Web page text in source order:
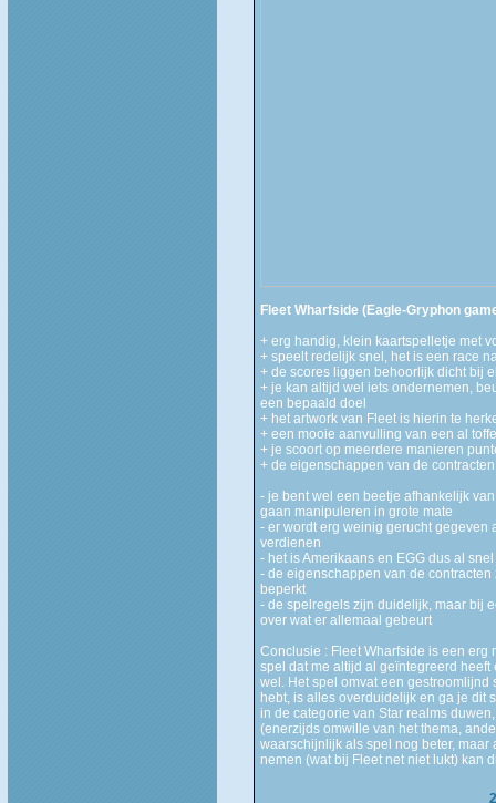
Fleet Wharfside (Eagle-Gryphon
+ erg handig, klein kaartspelletje met
+ speelt redelijk snel, het is een race
+ de scores liggen behoorlijk dicht bij
+ je kan altijd wel iets ondernemen,
een bepaald doel
+ het artwork van Fleet is hierin te
+ een mooie aanvulling van een al
+ je scoort op meerdere manieren
+ de eigenschappen van de
- je bent wel een beetje afhankelijk
gaan manipuleren in grote mate
- er wordt erg weinig gerucht gegeven
verdienen
- het is Amerikaans en EGG dus al
- de eigenschappen van de
beperkt
- de spelregels zijn duidelijk, maar bij
over wat er allemaal gebeurt
Conclusie : Fleet Wharfside is een
spel dat me altijd al geïntegreerd
wel. Het spel omvat een
hebt, is alles overduidelijk en ga je dit
in de categorie van Star realms
(enerzijds omwille van het thema,
waarschijnlijk als spel nog beter,
nemen (wat bij Fleet net niet lukt) kan